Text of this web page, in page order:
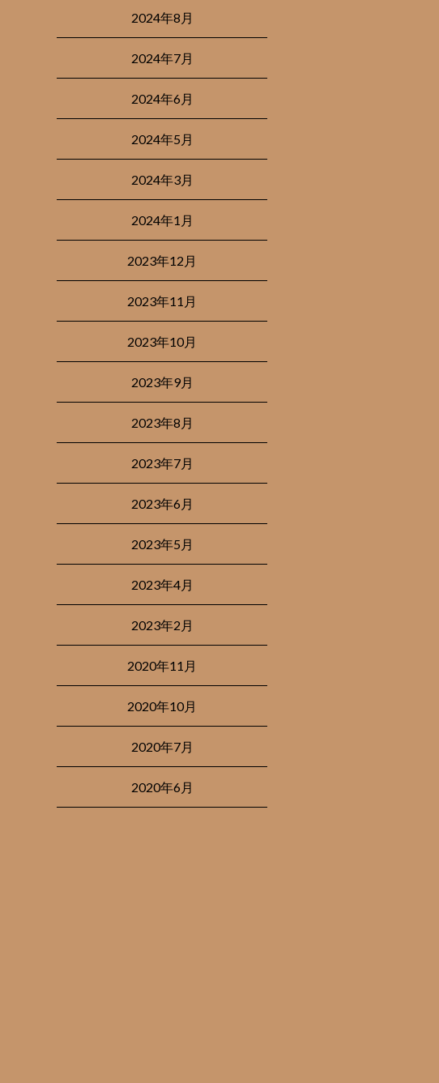
2024年8月
2024年7月
2024年6月
2024年5月
2024年3月
2024年1月
2023年12月
2023年11月
2023年10月
2023年9月
2023年8月
2023年7月
2023年6月
2023年5月
2023年4月
2023年2月
2020年11月
2020年10月
2020年7月
2020年6月